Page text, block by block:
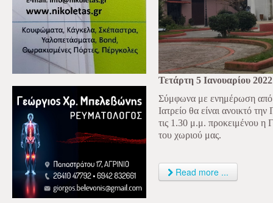
Τετάρτη 5 Ιανουαρίου 2022
Σύμφωνα με ενημέρωση από
Ιατρείο θα είναι ανοικτό
τις 1.30 μ.μ. προκειμένου η
του χωριού μας.
Read more ...